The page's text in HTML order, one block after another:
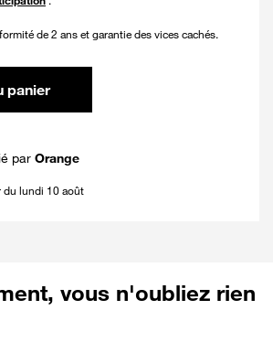
de 2 ans et garantie des vices cachés.
panier
par Orange
du lundi 10 août
vous n'oubliez rien